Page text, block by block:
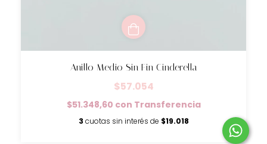
Anillo Medio Sin Fin Cinderella
$57.054
$51.348,60 con Transferencia
3 cuotas sin interés de $19.018